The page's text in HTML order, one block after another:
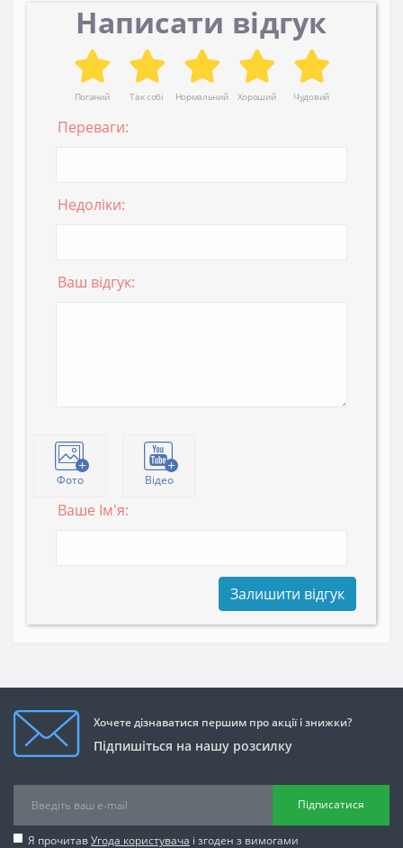
Написати відгук
Поганий Так собі Нормальний Хороший Чудовий
Переваги:
Недоліки:
Ваш відгук:
Фото Відео
Ваше Ім'я:
Залишити відгук
Хочете дізнаватися першим про акції і знижки?
Підпишіться на нашу розсилку
Підписатися
Я прочитавУгода користувача і згоден з вимогами